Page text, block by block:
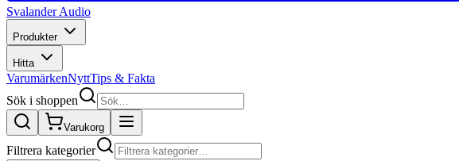
Svalander Audio
Produkter
Hitta
VarumärkenNyttTips & Fakta
Sök i shoppen
Varukorg
Filtrera kategorier